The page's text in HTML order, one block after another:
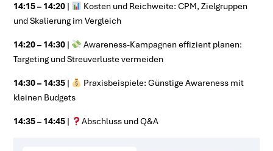
14:15 – 14:20 |
Kosten und Reichweite: CPM, Zielgruppen
und Skalierung im Vergleich
14:20 – 14:30 |
Awareness-Kampagnen effizient planen:
Targeting und Streuverluste vermeiden
14:30 – 14:35 |
Praxisbeispiele: Günstige Awareness mit
kleinen Budgets
14:35 – 14:45 | Abschluss und Q&A